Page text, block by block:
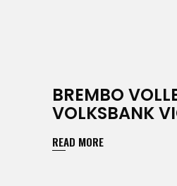
BREMBO
VOLKSBANK
READ MORE